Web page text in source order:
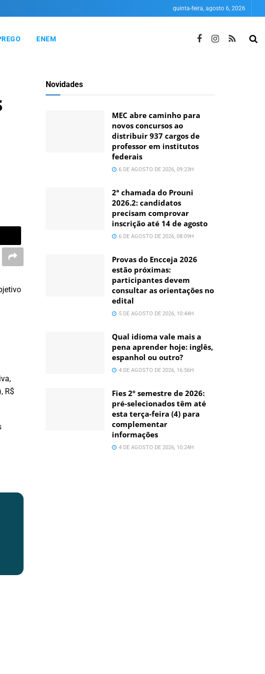
quinta-feira, agosto 6, 2026
ENEM
R$
Novidades
MEC abre caminho para
novos concursos ao
distribuir 937 cargos de
professor em institutos
federais
6 DE AGOSTO DE 2026, 09:23H
2ª chamada do Prouni
2026.2: candidatos
precisam comprovar
inscrição até 14 de agosto
6 DE AGOSTO DE 2026, 08:09H
Provas do Encceja 2026
estão próximas:
participantes devem
consultar as orientações no
edital
5 DE AGOSTO DE 2026, 10:44H
Qual idioma vale mais a
pena aprender hoje: inglês,
espanhol ou outro?
4 DE AGOSTO DE 2026, 16:56H
Fies 2º semestre de 2026:
pré-selecionados têm até
esta terça-feira (4) para
complementar
informações
4 DE AGOSTO DE 2026, 10:24H